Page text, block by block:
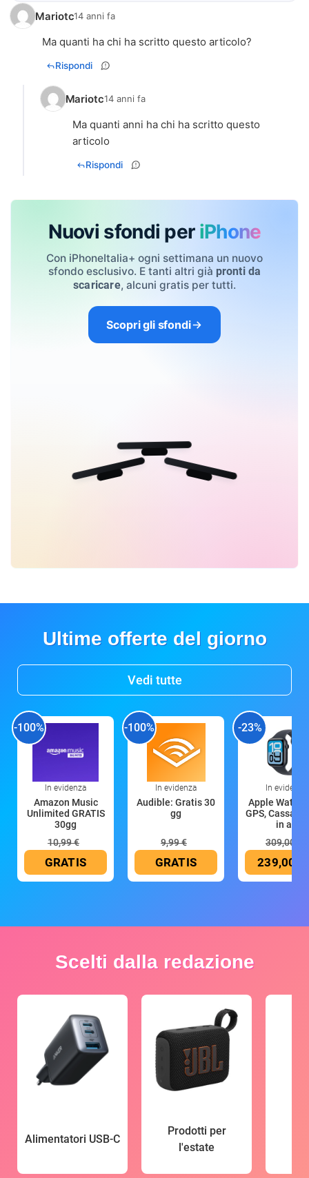
Mariotc14 anni fa
Ma quanti ha chi ha scritto questo articolo?
Rispondi
Mariotc14 anni fa
Ma quanti anni ha chi ha scritto questo
articolo
Rispondi
Nuovi sfondi per iPhone
Con iPhoneItalia+ ogni settimana un nuovo
sfondo esclusivo. E tanti altri già pronti da
scaricare, alcuni gratis per tutti.
Scopri gli sfondi
Ultime offerte del giorno
Vedi tutte
-100%
In evidenza
Amazon Music
Unlimited GRATIS
30gg
10,99 €
GRATIS
-100%
In evidenza
Audible: Gratis 30
gg
9,99 €
GRATIS
-23%
In evidenza
Apple Watch
GPS, Cassa
in all
309,00 €
239,00 €
Scelti dalla redazione
Alimentatori USB-C
Prodotti per
l'estate